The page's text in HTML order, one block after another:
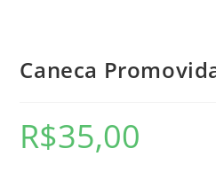
Caneca
R$35,00